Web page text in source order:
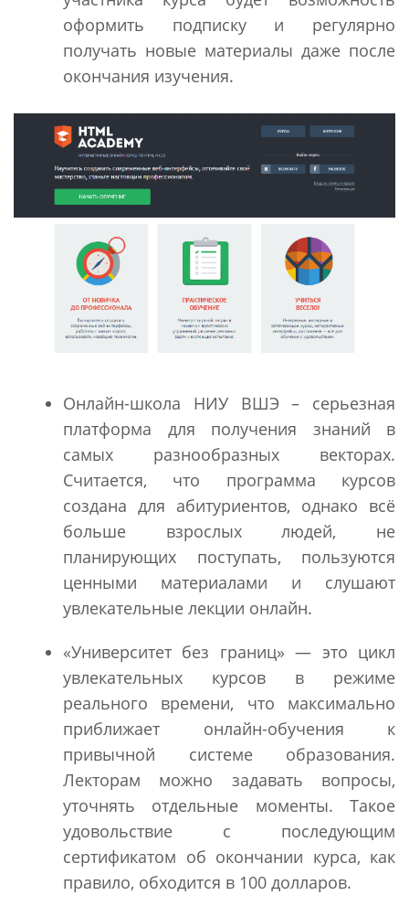
оформить подписку и регулярно
получать новые материалы даже после
окончания изучения.
Онлайн-школа НИУ ВШЭ – серьезная
платформа для получения знаний в
самых разнообразных векторах.
Считается, что программа курсов
создана для абитуриентов, однако всё
больше взрослых людей, не
планирующих поступать, пользуются
ценными материалами и слушают
увлекательные лекции онлайн.
«Университет без границ» — это цикл
увлекательных курсов в режиме
реального времени, что максимально
приближает онлайн-обучения к
привычной системе образования.
Лекторам можно задавать вопросы,
уточнять отдельные моменты. Такое
удовольствие с последующим
сертификатом об окончании курса, как
правило, обходится в 100 долларов.